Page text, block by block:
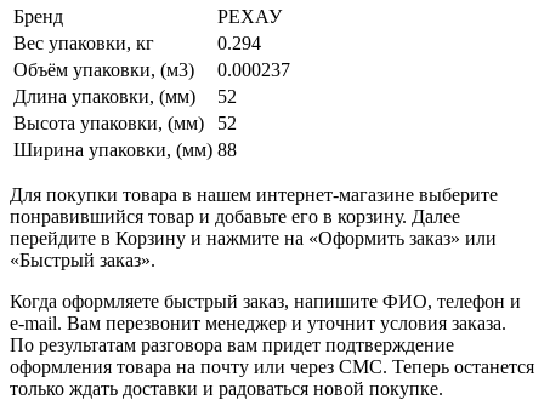
Бренд
РЕХАУ
Вес упаковки, кг
0.294
Объём упаковки, (м3)
0.000237
Длина упаковки, (мм)
52
Высота упаковки, (мм)
52
Ширина упаковки, (мм) 88
Для покупки товара в нашем интернет-магазине выберите
понравившийся товар и добавьте его в корзину. Далее
перейдите в Корзину и нажмите на «Оформить заказ» или
«Быстрый заказ».
Когда оформляете быстрый заказ, напишите ФИО, телефон и
e-mail. Вам перезвонит менеджер и уточнит условия заказа.
По результатам разговора вам придет подтверждение
оформления товара на почту или через СМС. Теперь останется
только ждать доставки и радоваться новой покупке.